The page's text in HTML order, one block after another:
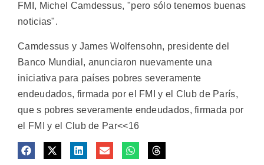
FMI, Michel Camdessus, "pero sólo tenemos buenas
noticias".
Camdessus y James Wolfensohn, presidente del
Banco Mundial, anunciaron nuevamente una
iniciativa para países pobres severamente
endeudados, firmada por el FMI y el Club de París,
que s pobres severamente endeudados, firmada por
el FMI y el Club de Par<<16